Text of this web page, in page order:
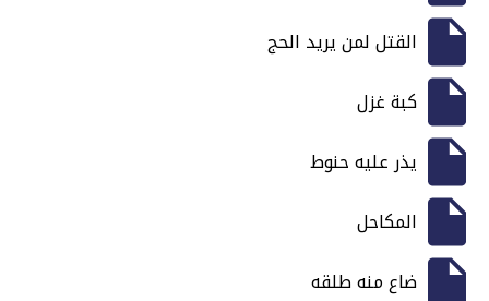
القتل لمن يريد الحج
كبة غزل
يذر عليه حنوط
المكاحل
ضاع منه طلقه